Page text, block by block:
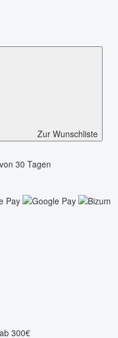
Zur Wunschliste
30 Tagen
300€